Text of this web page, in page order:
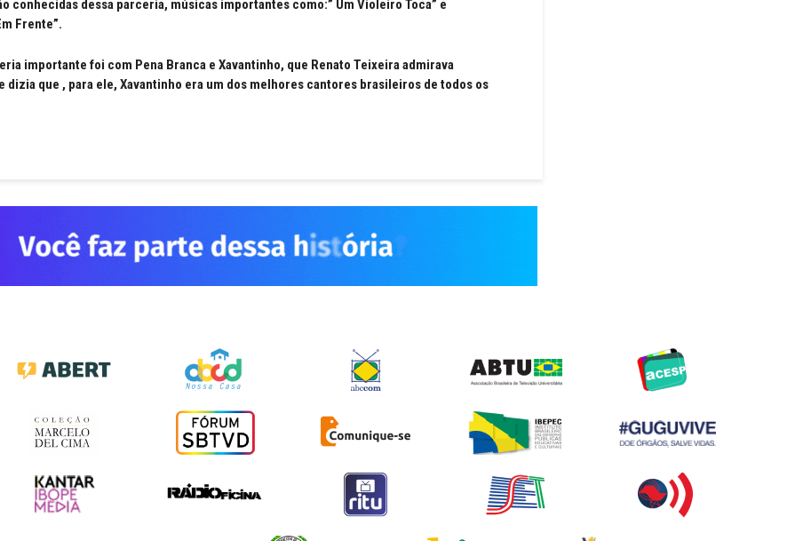
conhecidas dessa parceria, músicas importantes como:” Um Violeiro Toca” e
Frente”.
importante foi com Pena Branca e Xavantinho, que Renato Teixeira admirava
dizia que , para ele, Xavantinho era um dos melhores cantores brasileiros de todos os